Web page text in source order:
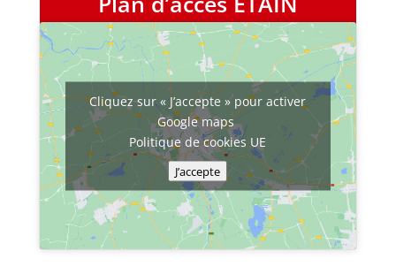
Cliquez sur « J’accepte » pour activer
Google maps
Politique de cookies UE
J’accepte